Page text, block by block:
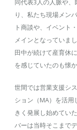
同代表3人の人脈や
り、私たち現場メン
ト商談や、イベント
メインとなっていま
田中が続けて産育休
を感じていたのも懐
世間では営業支援シ
ション（MA）を活
きく発展し始めてい
バーは当時そこまで